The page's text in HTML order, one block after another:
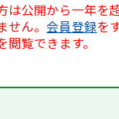
は公開から一年を
せん。会員登録を
閲覧できます。